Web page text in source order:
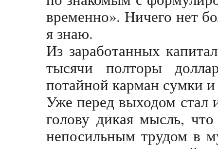
временно». Ничего нет
я знаю.
Из заработанных
тысячи полторы
потайной карман сумки
Уже перед выходом стал
голову дикая мысль,
непосильным трудом в